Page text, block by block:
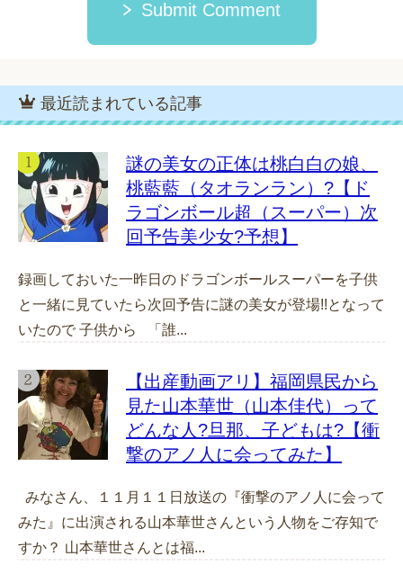
Submit Comment
最近読まれている記事
謎の美女の正体は桃白白の娘、
桃藍藍（タオランラン）?【ド
ラゴンボール超（スーパー）次
回予告美少女?予想】
録画しておいた一昨日のドラゴンボールスーパーを子供
と一緒に見ていたら次回予告に謎の美女が登場!!となって
いたので 子供から 「誰...
【出産動画アリ】福岡県民から
見た山本華世（山本佳代）って
どんな人?旦那、子どもは?【衝
撃のアノ人に会ってみた】
みなさん、１１月１１日放送の『衝撃のアノ人に会って
みた』に出演される山本華世さんという人物をご存知で
すか？ 山本華世さんとは福...